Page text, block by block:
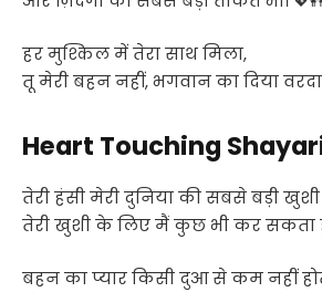
हर मुश्किल में तेरा साथ मिला,
तू मेरी बहन नहीं, भगवान का दिया
Heart Touching
तेरी हंसी मेरी दुनिया की सबसे बड़ी खुशी
तेरी खुशी के लिए मैं कुछ भी कर सकता
बहन का प्यार किसी दुआ से कम नहीं